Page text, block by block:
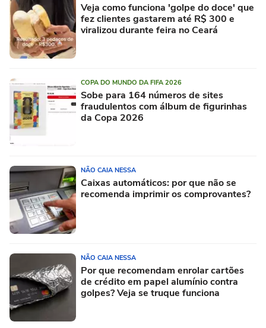
Veja como funciona 'golpe do doce' que
fez clientes gastarem até R$ 300 e
viralizou durante feira no Ceará
COPA DO MUNDO DA FIFA 2026
Sobe para 164 números de sites
fraudulentos com álbum de figurinhas
da Copa 2026
NÃO CAIA NESSA
Caixas automáticos: por que não se
recomenda imprimir os comprovantes?
NÃO CAIA NESSA
Por que recomendam enrolar cartões
de crédito em papel alumínio contra
golpes? Veja se truque funciona